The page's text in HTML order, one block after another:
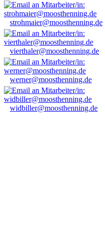
strohmaier@moosthenning.de
vierthaler@moosthenning.de
werner@moosthenning.de
widbiller@moosthenning.de